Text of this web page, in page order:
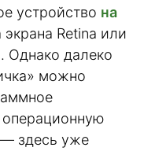
устройство на
экрана Retina или
Однако далеко
можно
операционную
— здесь уже